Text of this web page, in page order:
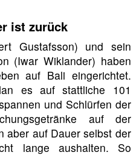
ist zurück
Gustafsson) und sein
(Iwar Wiklander) haben
auf Bali eingerichtet.
es auf stattliche 101
und Schlürfen der
auf der
aber auf Dauer selbst der
lange aushalten. So